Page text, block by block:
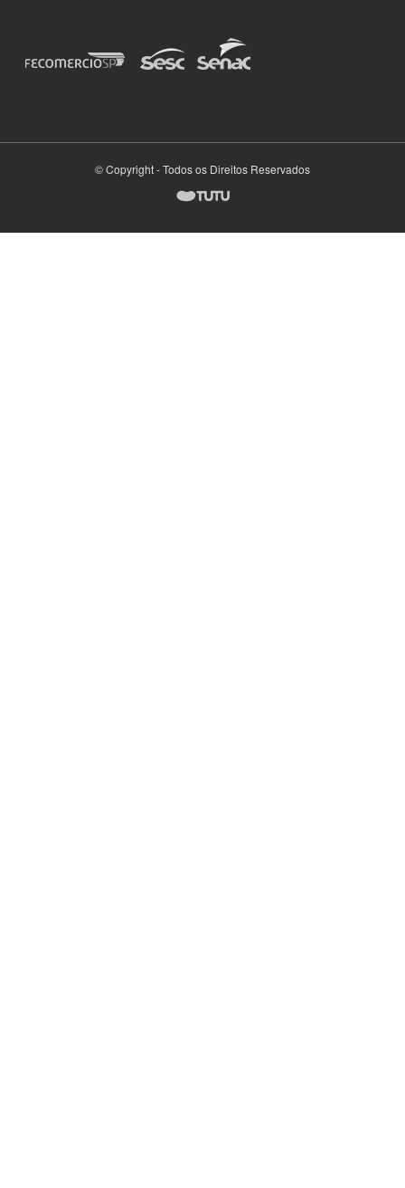
© Copyright - Todos os Direitos Reservados